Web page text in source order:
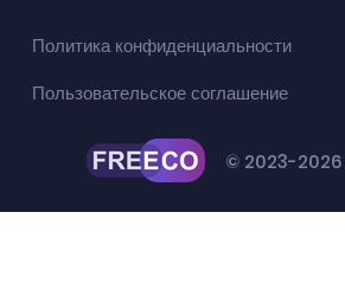
© 2023-2026
Политика конфиденциальности
Пользовательское соглашение